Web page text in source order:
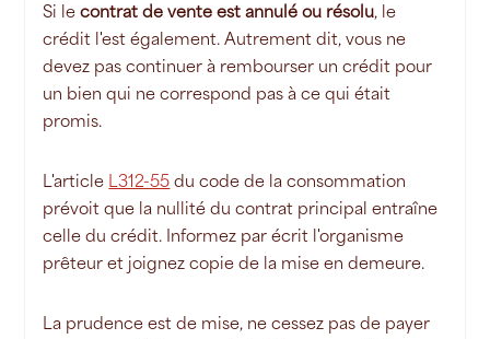
Si lecontrat de vente est annulé ou résolu, le
crédit l'est également. Autrement dit, vous ne
devez pas continuer à rembourser un crédit pour
un bien qui ne correspond pas à ce qui était
promis.
L'article L312-55 du code de la consommation
prévoit que la nullité du contrat principal entraîne
celle du crédit. Informez par écrit l'organisme
prêteur et joignez copie de la mise en demeure.
La prudence est de mise, ne cessez pas de payer